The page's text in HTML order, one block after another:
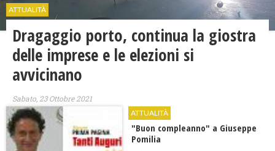
ATTUALITÀ
Dragaggio porto, continua la giostra
delle imprese e le elezioni si
avvicinano
Sabato, 23 Ottobre 2021
ATTUALITÀ
"Buon compleanno" a Giuseppe
Pomilia